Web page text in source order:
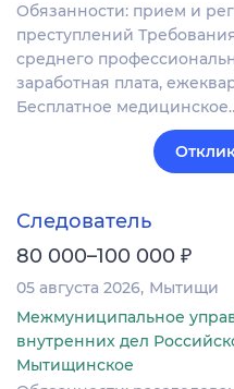
Обязанности: прием и
преступлений
среднего
заработная плата,
Бесплатное
Следователь
80 000–100 000 ₽
05 августа 2026 Мытищи
Межмуниципальное
внутренних дел
Мытищинское